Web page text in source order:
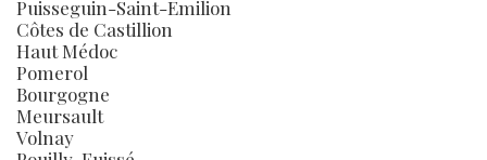
Puisseguin-Saint-Emilion
Côtes de Castillion
Haut Médoc
Pomerol
Bourgogne
Meursault
Volnay